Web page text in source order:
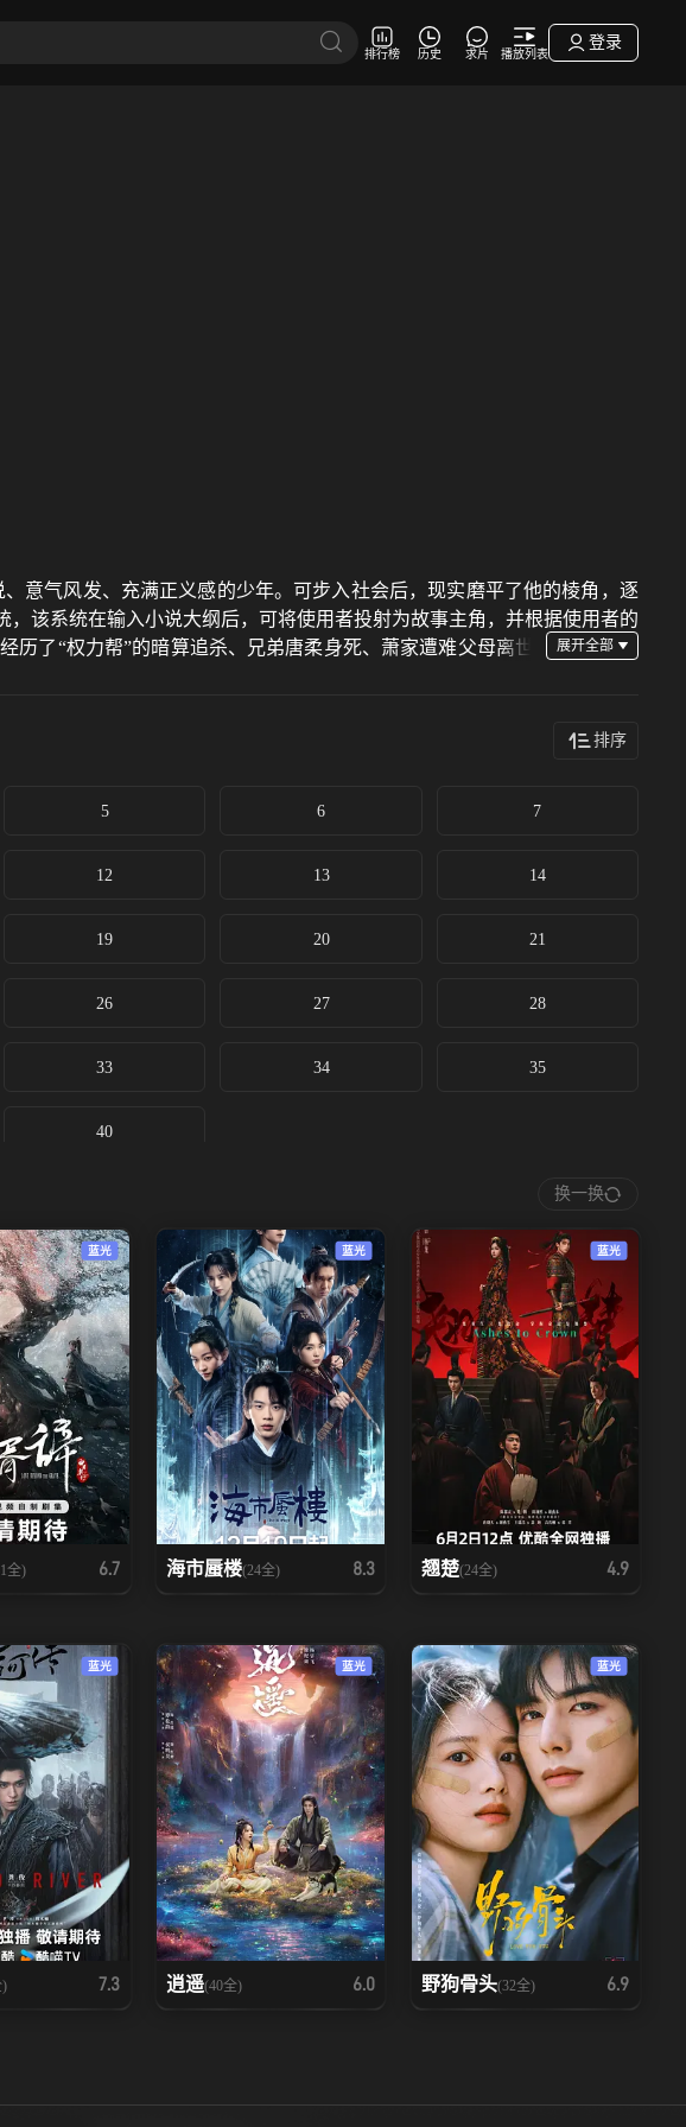
排行榜 历史 求片 播放列表
登录
意气风发、充满正义感的少年。可步入社会后，现实磨平了他的棱角，逐
该系统在输入小说大纲后，可将使用者投射为故事主角，并根据使用者的
了“权力帮”的暗算追杀、兄弟唐柔身死、萧家遭难父母离世
排序
5 6 7
12 13 14
19 20 21
26 27 28
33 34 35
40
换一换
蓝光
全) 6.7
蓝光
海市蜃楼(24全) 8.3
蓝光
翘楚(24全) 4.9
蓝光
7.3
蓝光
逍遥(40全) 6.0
蓝光
野狗骨头(32全) 6.9